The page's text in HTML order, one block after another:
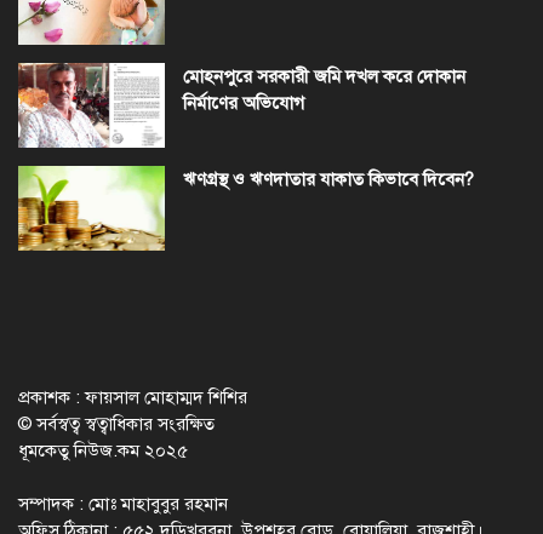
মোহনপুরে সরকারী জমি দখল করে দোকান
নির্মাণের অভিযোগ
ঋণগ্রস্থ ও ঋণদাতার যাকাত কিভাবে দিবেন?
প্রকাশক : ফায়সাল মোহাম্মদ শিশির
© সর্বস্বত্ব স্বত্বাধিকার সংরক্ষিত
ধূমকেতু নিউজ.কম ২০২৫
সম্পাদক : মোঃ মাহাবুবুর রহমান